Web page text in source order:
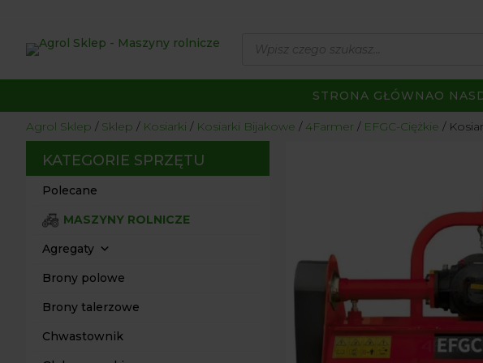
produktów
STRONA GŁÓWNAO NAS
Agrol Sklep Sklep Kosiarki Kosiarki Bijakowe 4Farmer EFGC-Ciężkie
KATEGORIE SPRZĘTU
Polecane
MASZYNY ROLNICZE
Agregaty
Brony polowe
Brony talerzowe
Chwastownik